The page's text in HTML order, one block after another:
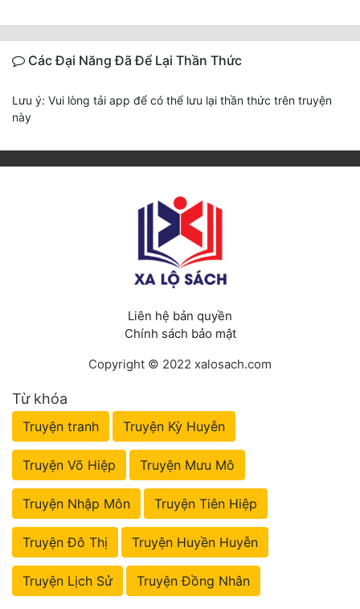
Các Đại Năng Đã Để Lại Thần Thức
Lưu ý: Vui lòng tải app để có thể lưu lại thần thức trên truyện
này
Liên hệ bản quyền
Chính sách bảo mật
Copyright © 2022 xalosach.com
Từ khóa
Truyện tranh Truyện Kỳ Huyễn
Truyện Võ Hiệp Truyện Mưu Mô
Truyện Nhập Môn Truyện Tiên Hiệp
Truyện Đô Thị Truyện Huyền Huyễn
Truyện Lịch Sử Truyện Đồng Nhân